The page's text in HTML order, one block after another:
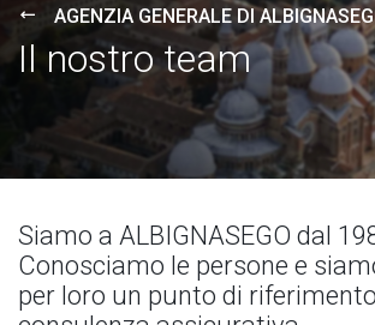
AGENZIA GENERALE DI
Il nostro team
Siamo a ALBIGNASEGO dal
Conosciamo le persone e
per loro un punto di